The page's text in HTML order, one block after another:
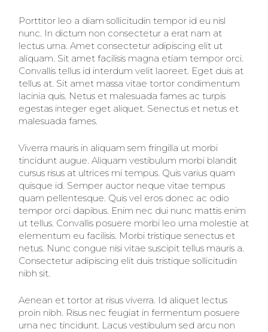
Porttitor leo a diam sollicitudin tempor id eu nisl
nunc. In dictum non consectetur a erat nam at
lectus urna. Amet consectetur adipiscing elit ut
aliquam. Sit amet facilisis magna etiam tempor orci.
Convallis tellus id interdum velit laoreet. Eget duis at
tellus at. Sit amet massa vitae tortor condimentum
lacinia quis. Netus et malesuada fames ac turpis
egestas integer eget aliquet. Senectus et netus et
malesuada fames.
Viverra mauris in aliquam sem fringilla ut morbi
tincidunt augue. Aliquam vestibulum morbi blandit
cursus risus at ultrices mi tempus. Quis varius quam
quisque id. Semper auctor neque vitae tempus
quam pellentesque. Quis vel eros donec ac odio
tempor orci dapibus. Enim nec dui nunc mattis enim
ut tellus. Convallis posuere morbi leo urna molestie at
elementum eu facilisis. Morbi tristique senectus et
netus. Nunc congue nisi vitae suscipit tellus mauris a.
Consectetur adipiscing elit duis tristique sollicitudin
nibh sit.
Aenean et tortor at risus viverra. Id aliquet lectus
proin nibh. Risus nec feugiat in fermentum posuere
urna nec tincidunt. Lacus vestibulum sed arcu non